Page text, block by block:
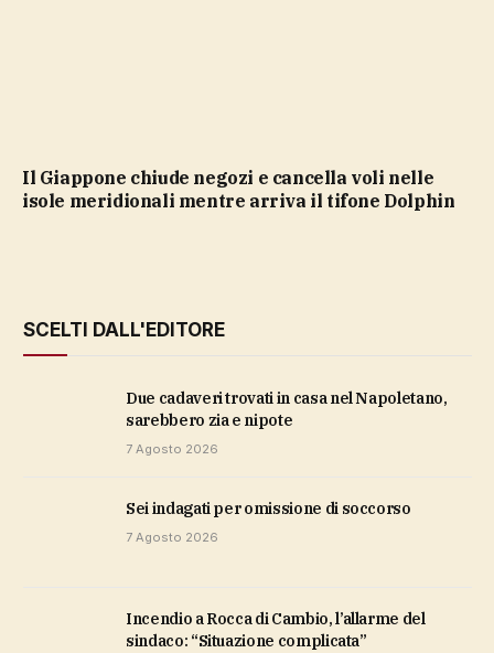
Il Giappone chiude negozi e cancella voli nelle
isole meridionali mentre arriva il tifone Dolphin
SCELTI DALL'EDITORE
Due cadaveri trovati in casa nel Napoletano,
sarebbero zia e nipote
7 Agosto 2026
sei indagati per omissione di soccorso
7 Agosto 2026
Incendio a Rocca di Cambio, l’allarme del
sindaco: “Situazione complicata”